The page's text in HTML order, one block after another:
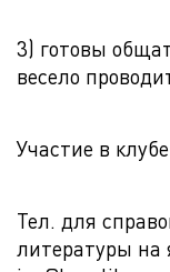
3) готовы
весело
Участие в
Тел. для
литературы на